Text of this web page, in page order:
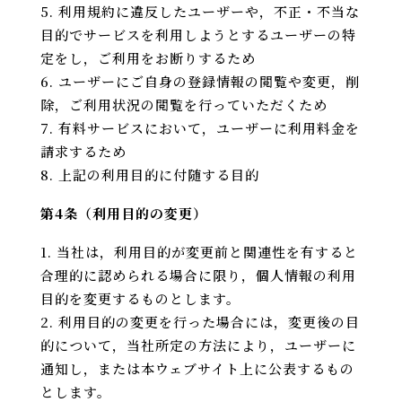
利用規約に違反したユーザーや，不正・不当な
目的でサービスを利用しようとするユーザーの特
定をし，ご利用をお断りするため
ユーザーにご自身の登録情報の閲覧や変更，削
除，ご利用状況の閲覧を行っていただくため
有料サービスにおいて，ユーザーに利用料金を
請求するため
上記の利用目的に付随する目的
第4条（利用目的の変更）
当社は，利用目的が変更前と関連性を有すると
合理的に認められる場合に限り，個人情報の利用
目的を変更するものとします。
利用目的の変更を行った場合には，変更後の目
的について，当社所定の方法により，ユーザーに
通知し，または本ウェブサイト上に公表するもの
とします。